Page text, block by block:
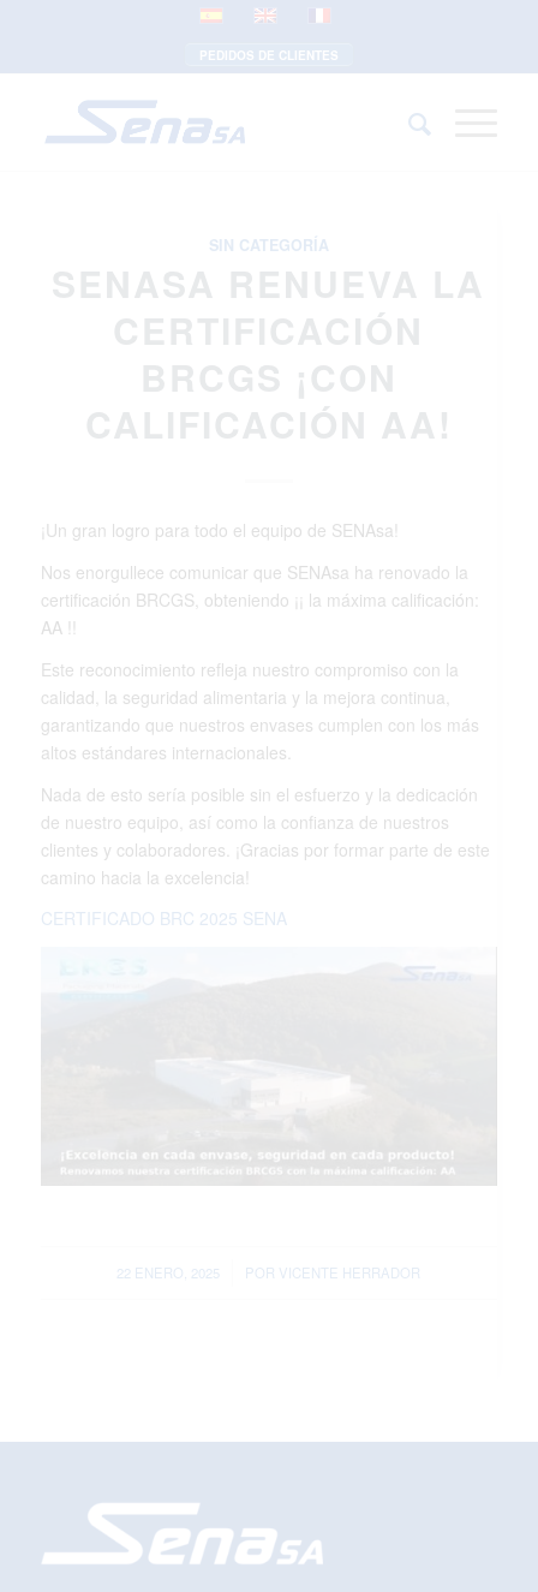
PEDIDOS DE CLIENTES
SIN CATEGORÍA
¡Un gran logro para todo el equipo de SENAsa!
Nos enorgullece comunicar que SENAsa ha renovado la
certificación BRCGS, obteniendo ¡¡ la máxima calificación:
AA !!
Este reconocimiento refleja nuestro compromiso con la
calidad, la seguridad alimentaria y la mejora continua,
garantizando que nuestros envases cumplen con los más
altos estándares internacionales.
Nada de esto sería posible sin el esfuerzo y la dedicación
de nuestro equipo, así como la confianza de nuestros
clientes y colaboradores. ¡Gracias por formar parte de este
camino hacia la excelencia!
CERTIFICADO BRC 2025 SENA
22 ENERO, 2025
/ POR VICENTE HERRADOR